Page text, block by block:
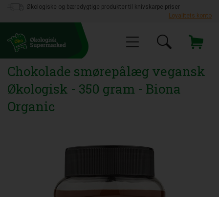
Økologiske og bæredygtige produkter til knivskarpe priser
Loyalitets konto
Chokolade smørepålæg vegansk
Økologisk - 350 gram - Biona
Organic